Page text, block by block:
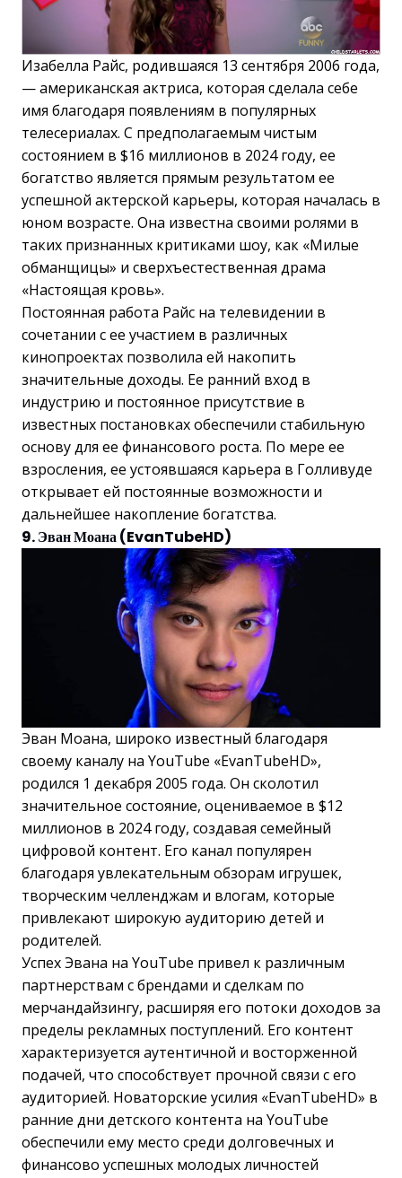
Изабелла Райс, родившаяся 13 сентября 2006 года,
— американская актриса, которая сделала себе
имя благодаря появлениям в популярных
телесериалах. С предполагаемым чистым
состоянием в $16 миллионов в 2024 году, ее
богатство является прямым результатом ее
успешной актерской карьеры, которая началась в
юном возрасте. Она известна своими ролями в
таких признанных критиками шоу, как «Милые
обманщицы» и сверхъестественная драма
«Настоящая кровь».
Постоянная работа Райс на телевидении в
сочетании с ее участием в различных
кинопроектах позволила ей накопить
значительные доходы. Ее ранний вход в
индустрию и постоянное присутствие в
известных постановках обеспечили стабильную
основу для ее финансового роста. По мере ее
взросления, ее устоявшаяся карьера в Голливуде
открывает ей постоянные возможности и
дальнейшее накопление богатства.
9. Эван Моана (EvanTubeHD)
Эван Моана, широко известный благодаря
своему каналу на YouTube «EvanTubeHD»,
родился 1 декабря 2005 года. Он сколотил
значительное состояние, оцениваемое в $12
миллионов в 2024 году, создавая семейный
цифровой контент. Его канал популярен
благодаря увлекательным обзорам игрушек,
творческим челленджам и влогам, которые
привлекают широкую аудиторию детей и
родителей.
Успех Эвана на YouTube привел к различным
партнерствам с брендами и сделкам по
мерчандайзингу, расширяя его потоки доходов за
пределы рекламных поступлений. Его контент
характеризуется аутентичной и восторженной
подачей, что способствует прочной связи с его
аудиторией. Новаторские усилия «EvanTubeHD» в
ранние дни детского контента на YouTube
обеспечили ему место среди долговечных и
финансово успешных молодых личностей